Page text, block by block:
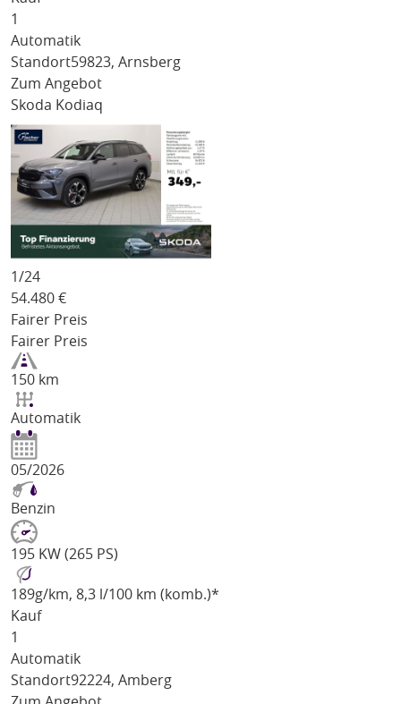
1
Automatik
Standort59823, Arnsberg
Zum Angebot
Skoda Kodiaq
1/24
54.480 €
Fairer Preis
Fairer Preis
150 km
Automatik
05/2026
Benzin
195 KW (265 PS)
189g/km, 8,3 l/100 km (komb.)*
Kauf
1
Automatik
Standort92224, Amberg